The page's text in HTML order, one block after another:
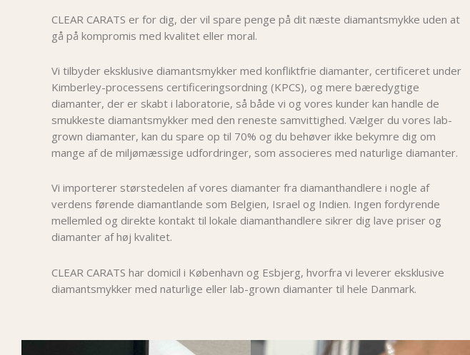
CLEAR CARATS er for dig, der vil spare penge på dit næste diamantsmykke uden at
gå på kompromis med kvalitet eller moral.
Vi tilbyder eksklusive diamantsmykker med konfliktfrie diamanter, certificeret under
Kimberley-processens certificeringsordning (KPCS), og mere bæredygtige
diamanter, der er skabt i laboratorie, så både vi og vores kunder kan handle de
smukkeste diamantsmykker med den reneste samvittighed. Vælger du vores lab-
grown diamanter, kan du spare op til 70% og du behøver ikke bekymre dig om
mange af de miljømæssige udfordringer, som associeres med naturlige diamanter.
Vi importerer størstedelen af vores diamanter fra diamanthandlere i nogle af
verdens førende diamantlande som Belgien, Israel og Indien. Ingen fordyrende
mellemled og direkte kontakt til lokale diamanthandlere sikrer dig lave priser og
diamanter af høj kvalitet.
CLEAR CARATS har domicil i København og Esbjerg, hvorfra vi leverer eksklusive
diamantsmykker med naturlige eller lab-grown diamanter til hele Danmark.